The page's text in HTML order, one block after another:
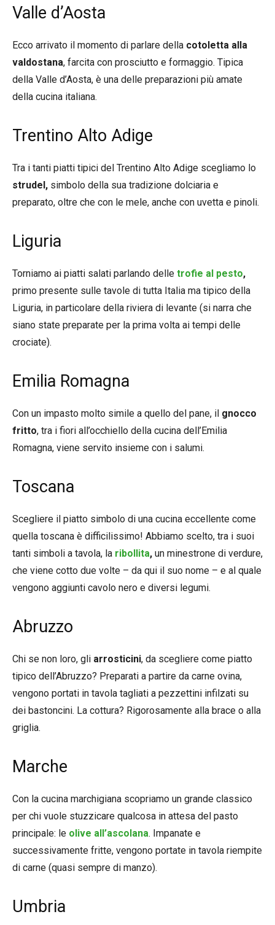
Valle d’Aosta
Ecco arrivato il momento di parlare della cotoletta alla
valdostana, farcita con prosciutto e formaggio. Tipica
della Valle d’Aosta, è una delle preparazioni più amate
della cucina italiana.
Trentino Alto Adige
Tra i tanti piatti tipici del Trentino Alto Adige scegliamo lo
strudel, simbolo della sua tradizione dolciaria e
preparato, oltre che con le mele, anche con uvetta e pinoli.
Liguria
Torniamo ai piatti salati parlando delle trofie al pesto,
primo presente sulle tavole di tutta Italia ma tipico della
Liguria, in particolare della riviera di levante (si narra che
siano state preparate per la prima volta ai tempi delle
crociate).
Emilia Romagna
Con un impasto molto simile a quello del pane, il gnocco
fritto, tra i fiori all’occhiello della cucina dell’Emilia
Romagna, viene servito insieme con i salumi.
Toscana
Scegliere il piatto simbolo di una cucina eccellente come
quella toscana è difficilissimo! Abbiamo scelto, tra i suoi
tanti simboli a tavola, la ribollita, un minestrone di verdure,
che viene cotto due volte – da qui il suo nome – e al quale
vengono aggiunti cavolo nero e diversi legumi.
Abruzzo
Chi se non loro, gli arrosticini, da scegliere come piatto
tipico dell’Abruzzo? Preparati a partire da carne ovina,
vengono portati in tavola tagliati a pezzettini infilzati su
dei bastoncini. La cottura? Rigorosamente alla brace o alla
griglia.
Marche
Con la cucina marchigiana scopriamo un grande classico
per chi vuole stuzzicare qualcosa in attesa del pasto
principale: le olive all’ascolana. Impanate e
successivamente fritte, vengono portate in tavola riempite
di carne (quasi sempre di manzo).
Umbria